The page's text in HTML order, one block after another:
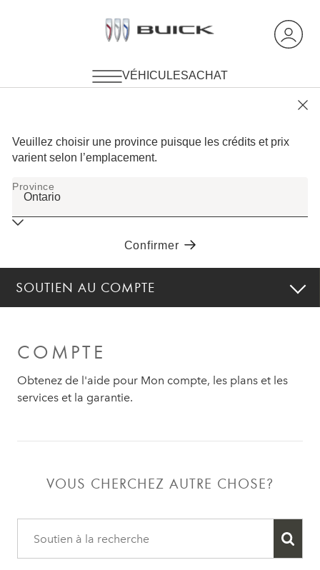
SOUTIEN AU COMPTE
COMPTE
Obtenez de l'aide pour Mon compte, les plans et les
services et la garantie.
VOUS CHERCHEZ AUTRE CHOSE?